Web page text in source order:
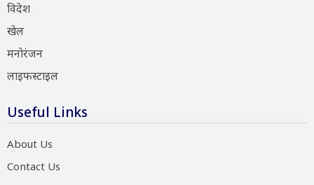
विदेश
खेल
मनोरंजन
लाइफस्टाइल
Useful Links
About Us
Contact Us